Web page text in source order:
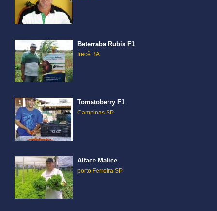
Beterraba Rubis F1
Irecê BA
Tomatoberry F1
Campinas SP
Alface Malice
porto Ferreira SP